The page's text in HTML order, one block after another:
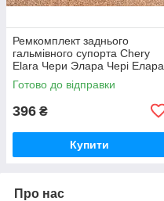
Ремкомплект заднього
гальмівного супорта Chery
Elara Чери Элара Чері Елара
Готово до відправки
396 ₴
Купити
Про нас